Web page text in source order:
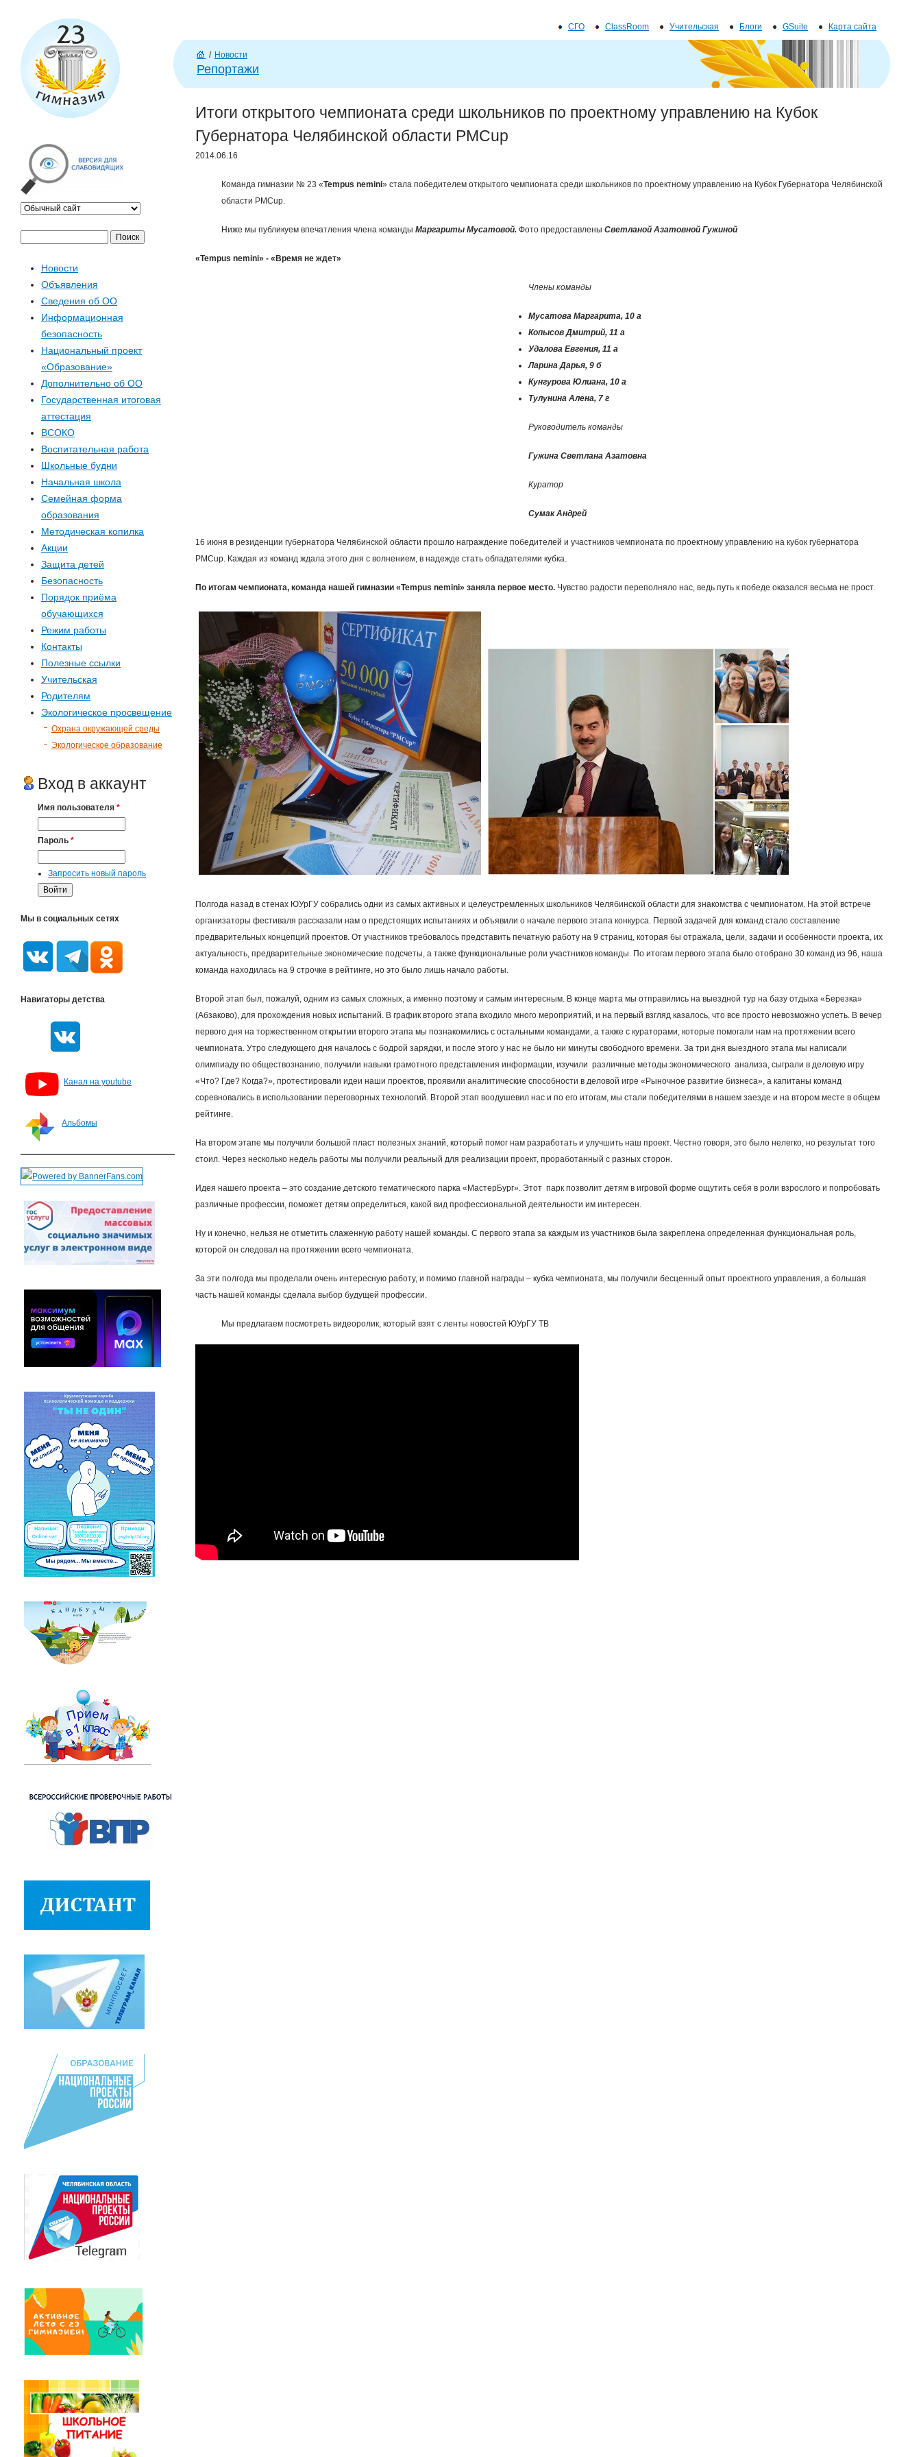
Д
н
и
е
л
ь
н
с
ы
СГО ClassRoom Учительская Блоги GSuite Карта сайта
Г
л
н
я
/ Новости
Репортажи
Итоги открытого чемпионата среди школьников по проектному управлению на Кубок
Губернатора Челябинской области PMCup
2014.06.16
Команда гимназии № 23 «Tempus nemini» стала победителем открытого чемпионата среди школьников по проектному управлению на Кубок Губернатора Челябинской
области PMCup.
Ниже мы публикуем впечатления члена команды Маргариты Мусатовой.Фото предоставлены Светланой Азатовной Гужиной
«Tempus nemini» - «Время не ждет»
Члены команды
Мусатова Маргарита, 10 а
Копысов Дмитрий, 11 а
Удалова Евгения, 11 а
Ларина Дарья, 9 б
Кунгурова Юлиана, 10 а
Тулунина Алена, 7 г
Руководитель команды
Гужина Светлана Азатовна
Куратор
Сумак Андрей
16 июня в резиденции губернатора Челябинской области прошло награждение победителей и участников чемпионата по проектному управлению на кубок губернатора
PMCup. Каждая из команд ждала этого дня с волнением, в надежде стать обладателями кубка.
По итогам чемпионата, команда нашей гимназии «Tempus nemini» заняла первое место. Чувство радости переполняло нас, ведь путь к победе оказался весьма не прост.
Полгода назад в стенах ЮУрГУ собрались одни из самых активных и целеустремленных школьников Челябинской области для знакомства с чемпионатом. На этой встрече
организаторы фестиваля рассказали нам о предстоящих испытаниях и объявили о начале первого этапа конкурса. Первой задачей для команд стало составление
предварительных концепций проектов. От участников требовалось представить печатную работу на 9 страниц, которая бы отражала, цели, задачи и особенности проекта, их
актуальность, предварительные экономические подсчеты, а также функциональные роли участников команды. По итогам первого этапа было отобрано 30 команд из 96, наша
команда находилась на 9 строчке в рейтинге, но это было лишь начало работы.
Второй этап был, пожалуй, одним из самых сложных, а именно поэтому и самым интересным. В конце марта мы отправились на выездной тур на базу отдыха «Березка»
(Абзаково), для прохождения новых испытаний. В график второго этапа входило много мероприятий, и на первый взгляд казалось, что все просто невозможно успеть. В вечер
первого дня на торжественном открытии второго этапа мы познакомились с остальными командами, а также с кураторами, которые помогали нам на протяжении всего
чемпионата. Утро следующего дня началось с бодрой зарядки, и после этого у нас не было ни минуты свободного времени. За три дня выездного этапа мы написали
олимпиаду по обществознанию, получили навыки грамотного представления информации, изучили различные методы экономического анализа, сыграли в деловую игру
«Что? Где? Когда?», протестировали идеи наши проектов, проявили аналитические способности в деловой игре «Рыночное развитие бизнеса», а капитаны команд
соревновались в использовании переговорных технологий. Второй этап воодушевил нас и по его итогам, мы стали победителями в нашем заезде и на втором месте в общем
рейтинге.
На втором этапе мы получили большой пласт полезных знаний, который помог нам разработать и улучшить наш проект. Честно говоря, это было нелегко, но результат того
стоил. Через несколько недель работы мы получили реальный для реализации проект, проработанный с разных сторон.
Идея нашего проекта – это создание детского тематического парка «МастерБург». Этот парк позволит детям в игровой форме ощутить себя в роли взрослого и попробовать
различные профессии, поможет детям определиться, какой вид профессиональной деятельности им интересен.
Ну и конечно, нельзя не отметить слаженную работу нашей команды. С первого этапа за каждым из участников была закреплена определенная функциональная роль,
которой он следовал на протяжении всего чемпионата.
За эти полгода мы проделали очень интересную работу, и помимо главной награды – кубка чемпионата, мы получили бесценный опыт проектного управления, а большая
часть нашей команды сделала выбор будущей профессии.
Мы предлагаем посмотреть видеоролик, который взят с ленты новостей ЮУрГУ ТВ
Ф
Новости
Объявления
Сведения об ОО
Информационная
безопасность
Национальный проект
«Образование»
Дополнительно об ОО
Государственная итоговая
аттестация
ВСОКО
Воспитательная работа
Школьные будни
Начальная школа
Семейная форма
образования
Методическая копилка
Акции
Защита детей
Безопасность
Порядок приёма
обучающихся
Режим работы
Контакты
Полезные ссылки
Учительская
Родителям
Экологическое просвещение
Охрана окружающей среды
Экологическое образование
Вход в аккаунт
Имя пользователя *
Пароль *
Запросить новый пароль
Мы в социальных сетях
Навигаторы детства
Канал на youtube
Альбомы